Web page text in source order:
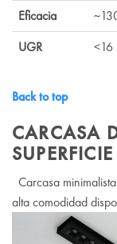
Eficacia
UGR
<16
Back to top
CARCASA
SUPERFICIE
Carcasa
alta comodidad